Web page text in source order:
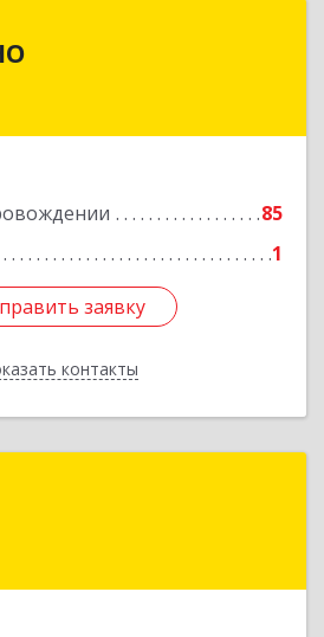
85
1
заявку
контакты
край, Рубцовск г, Ленина пр-
заявку
Назад